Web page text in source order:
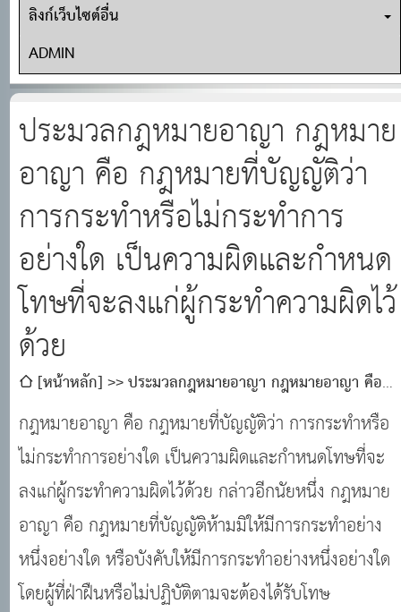
ลิงก์เว็บไซต์อื่น
ADMIN
ประมวลกฎหมายอาญา กฎหมาย
อาญา คือ กฎหมายที่บัญญัติว่า
การกระทำหรือไม่กระทำการ
อย่างใด เป็นความผิดและกำหนด
โทษที่จะลงแก่ผู้กระทำความผิดไว้
ด้วย
[หน้าหลัก]
ประมวลกฎหมายอาญา กฎหมายอาญา คือ
กฎหมายที่บัญญัติว่า การกระทำหรือไม่กระทำการอย่างใด เป็น
ความผิดและกำหนดโทษที่จะลงแก่ผู้กระทำความผิดไว้ด้วย
กฎหมายอาญา คือ กฎหมายที่บัญญัติว่า การกระทำหรือ
ไม่กระทำการอย่างใด เป็นความผิดและกำหนดโทษที่จะ
ลงแก่ผู้กระทำความผิดไว้ด้วย กล่าวอีกนัยหนึ่ง กฎหมาย
อาญา คือ กฎหมายที่บัญญัติห้ามมิให้มีการกระทำอย่าง
หนึ่งอย่างใด หรือบังคับให้มีการกระทำอย่างหนึ่งอย่างใด
โดยผู้ที่ฝ่าฝืนหรือไม่ปฏิบัติตามจะต้องได้รับโทษ